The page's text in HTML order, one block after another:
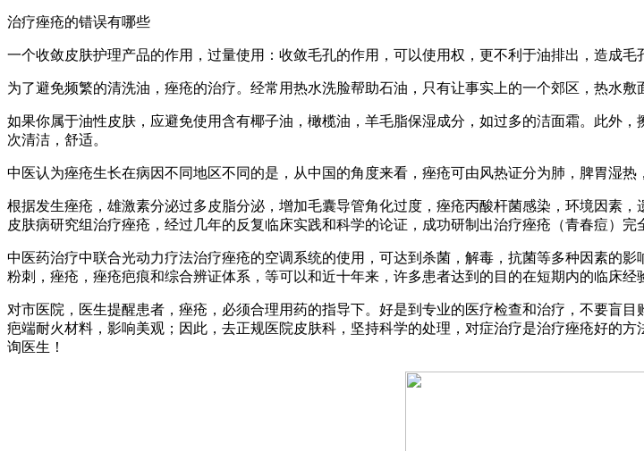
治疗痤疮的错误有哪些
一个收敛皮肤护理产品的作用，过量使用：收敛毛孔的作用，可以使用权，更不利于油排出，造成
为了避免频繁的清洗油，痤疮的治疗。经常用热水洗脸帮助石油，只有让事实上的一个郊区，热水
如果你属于油性皮肤，应避免使用含有椰子油，橄榄油，羊毛脂保湿成分，如过多的洁面霜。此外
次清洁，舒适。
中医认为痤疮生长在病因不同地区不同的是，从中国的角度来看，痤疮可由风热证分为肺，脾胃湿
根据发生痤疮，雄激素分泌过多皮脂分泌，增加毛囊导管角化过度，痤疮丙酸杆菌感染，环境因素
皮肤病研究组治疗痤疮，经过几年的反复临床实践和科学的论证，成功研制出治疗痤疮（青春痘）完
中医药治疗中联合光动力疗法治疗痤疮的空调系统的使用，可达到杀菌，解毒，抗菌等多种因素的
粉刺，痤疮，痤疮疤痕和综合辨证体系，等可以和近十年来，许多患者达到的目的在短期内的临床经
对市医院，医生提醒患者，痤疮，必须合理用药的指导下。好是到专业的医疗检查和治疗，不要盲
疤端耐火材料，影响美观；因此，去正规医院皮肤科，坚持科学的处理，对症治疗是治疗痤疮好的
询医生！